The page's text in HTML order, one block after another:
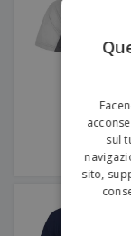
sul
sito,